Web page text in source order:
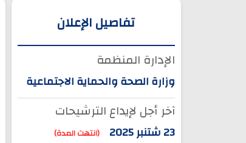
تفاصيل الإعلان
الإدارة المنظمة
وزارة الصحة والحماية الاجتماعية
آخر أجل لإيداع الترشيحات
23 شتنبر 2025 (انتهت المدة)